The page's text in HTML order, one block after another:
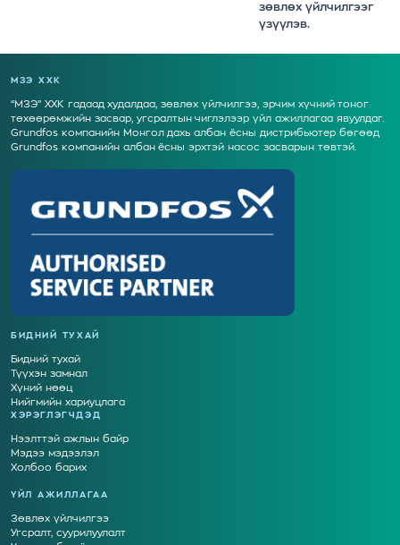
зөвлөх үйлчилгээг
үзүүлэв.
МЗЭ ХХК
“МЗЭ” ХХК гадаад худалдаа, зөвлөх үйлчилгээ, эрчим хүчний тоног
төхөөрөмжийн засвар, угсралтын чиглэлээр үйл ажиллагаа явуулдаг.
Grundfos компанийн Монгол дахь албан ёсны дистрибьютер бөгөөд
Grundfos компанийн албан ёсны эрхтэй насос засварын төвтэй.
БИДНИЙ ТУХАЙ
Бидний тухай
Түүхэн замнал
Хүний нөөц
Нийгмийн хариуцлага
ХЭРЭГЛЭГЧДЭД
Нээлттэй ажлын байр
Мэдээ мэдээлэл
Холбоо барих
ҮЙЛ АЖИЛЛАГАА
Зөвлөх үйлчилгээ
Угсралт, суурилуулалт